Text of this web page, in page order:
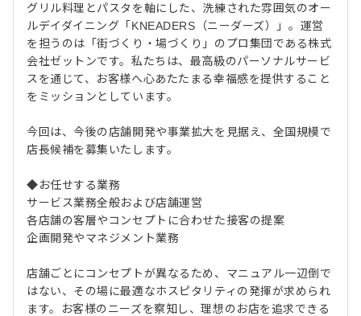
グリル料理とパスタを軸にした、洗練された雰囲気のオー
ルデイダイニング「KNEADERS（ニーダーズ）」。運営
を担うのは「街づくり・場づくり」のプロ集団である株式
会社ゼットンです。私たちは、最高級のパーソナルサービ
スを通じて、お客様へ心あたたまる幸福感を提供すること
をミッションとしています。
今回は、今後の店舗開発や事業拡大を見据え、全国規模で
店長候補を募集いたします。
◆お任せする業務
サービス業務全般および店舗運営
各店舗の客層やコンセプトに合わせた接客の提案
企画開発やマネジメント業務
店舗ごとにコンセプトが異なるため、マニュアル一辺倒で
はない、その場に最適なホスピタリティの発揮が求められ
ます。お客様のニーズを察知し、理想のお店を追求できる